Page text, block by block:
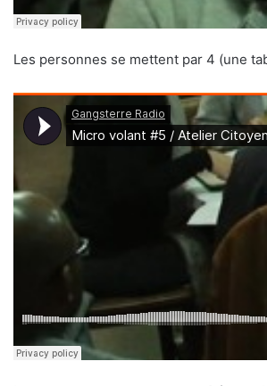
Les personnes se mettent par 4 (une